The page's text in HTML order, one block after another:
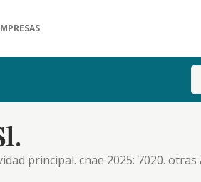
principal. cnae 2025: 7020. otras
cnae 2025: 6820 alquiler de